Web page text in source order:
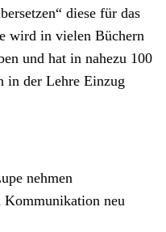
diese für das
wird in vielen Büchern
und hat in nahezu 100
in der Lehre Einzug
nehmen
neu